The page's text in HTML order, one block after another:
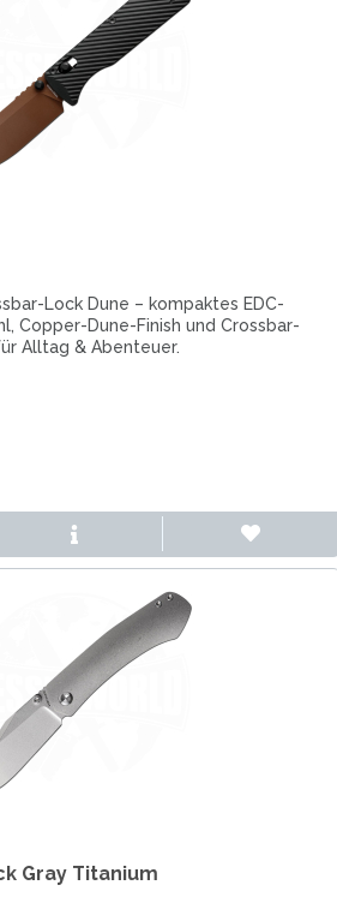
Lock Dune – kompaktes EDC-
Copper-Dune-Finish und Crossbar-
Alltag & Abenteuer.
Gray Titanium